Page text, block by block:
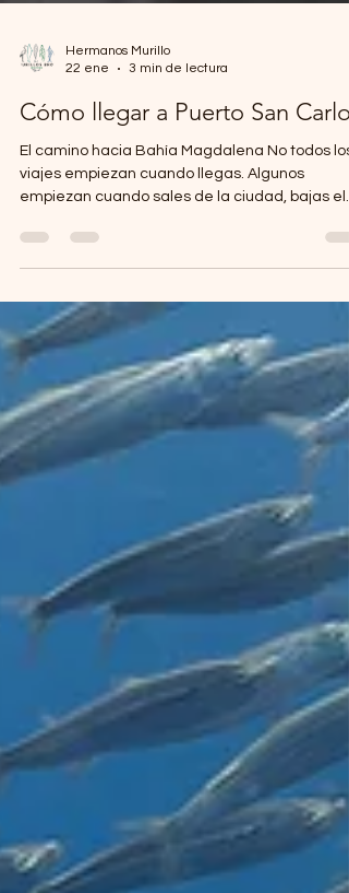
Hermanos Murillo
22 ene
3 min de lectura
Cómo llegar a Puerto San Carlos
El camino hacia Bahía Magdalena No todos los
volumen, y el paisaje empieza a cambiar. En
mueven de un punto a otro, sino que te sacan
del ritmo rápido. Puerto San Carlos es uno de
esos lugares. No hay espectaculares ni filas de
hoteles. Hay carretera, desierto, horizonte… y
Pacífico esperando. Llegar aquí no es
complicado. Solo hay que saber po